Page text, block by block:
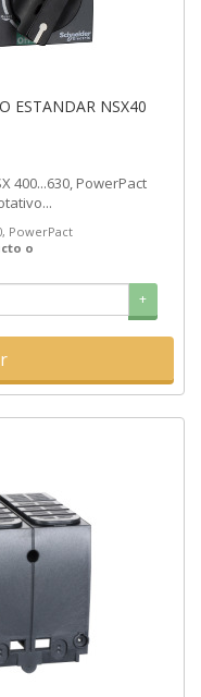
ESTANDAR NSX40
400...630, PowerPact
PowerPact
o
+